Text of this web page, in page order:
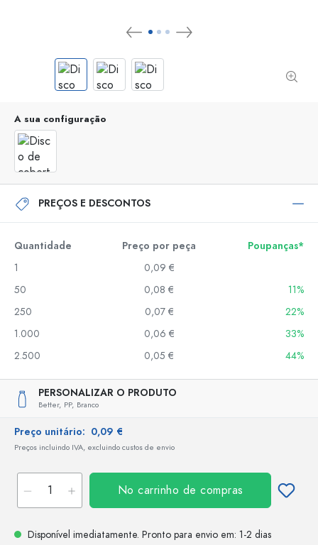
A sua configuração
PREÇOS E DESCONTOS
Quantidade Preço por peça
Poupanças*
1
0,09 €
50
0,08 €
11%
250
0,07 €
22%
1.000
0,06 €
33%
2.500
0,05 € 44%
PERSONALIZAR O PRODUTO
Better, PP, Branco
Preço unitário: 0,09 €
Preços incluindo IVA, excluindo custos de envio
No carrinho de compras
Disponível imediatamente. Pronto para envio em: 1-2 dias